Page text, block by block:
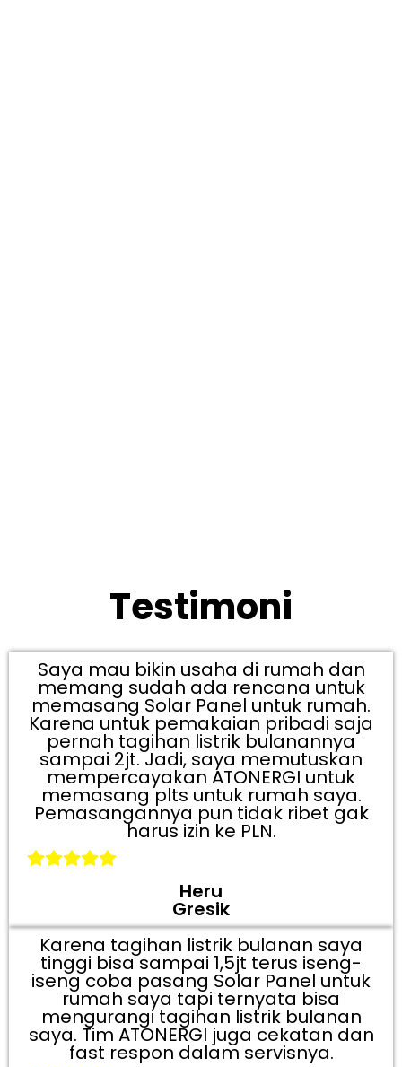
Testimoni
Saya mau bikin usaha di rumah dan
memang sudah ada rencana untuk
memasang Solar Panel untuk rumah.
Karena untuk pemakaian pribadi saja
pernah tagihan listrik bulanannya
sampai 2jt. Jadi, saya memutuskan
mempercayakan ATONERGI untuk
memasang plts untuk rumah saya.
Pemasangannya pun tidak ribet gak
harus izin ke PLN.
Heru
Gresik
Karena tagihan listrik bulanan saya
tinggi bisa sampai 1,5jt terus iseng-
iseng coba pasang Solar Panel untuk
rumah saya tapi ternyata bisa
mengurangi tagihan listrik bulanan
saya. Tim ATONERGI juga cekatan dan
fast respon dalam servisnya.